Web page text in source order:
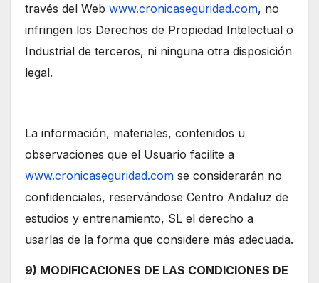
través del Web www.cronicaseguridad.com, no
infringen los Derechos de Propiedad Intelectual o
Industrial de terceros, ni ninguna otra disposición
legal.
La información, materiales, contenidos u
observaciones que el Usuario facilite a
www.cronicaseguridad.com se considerarán no
confidenciales, reservándose Centro Andaluz de
estudios y entrenamiento, SL el derecho a
usarlas de la forma que considere más adecuada.
9) MODIFICACIONES DE LAS CONDICIONES DE